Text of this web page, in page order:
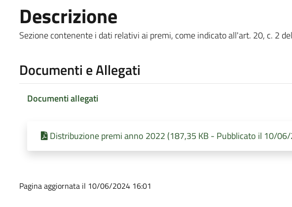
Descrizione
Sezione contenente i dati relativi ai premi, come indicato all'art. 20, c. 2
Documenti e Allegati
Documenti allegati
Distribuzione premi anno 2022 (187,35 KB - Pubblicato il 10/
Pagina aggiornata il 10/06/2024 16:01